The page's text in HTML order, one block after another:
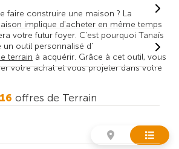
faire construire une maison ? La
implique d'acheter en même temps
votre futur foyer. C'est pourquoi Tanaïs
outil personnalisé d'
terrain à acquérir. Grâce à cet outil, vous
votre achat et vous projeter dans votre
offres de Terrain